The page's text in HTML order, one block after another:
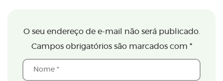
O seu endereço de e-mail não será publicado.
Campos obrigatórios são marcados com *